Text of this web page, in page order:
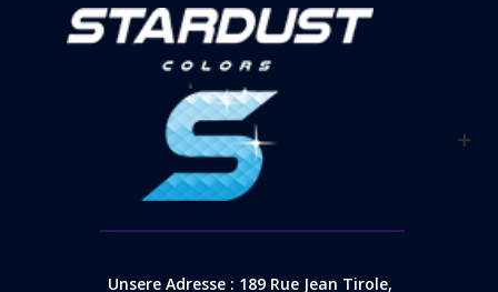
Unsere Adresse : 189 Rue Jean Tirole,